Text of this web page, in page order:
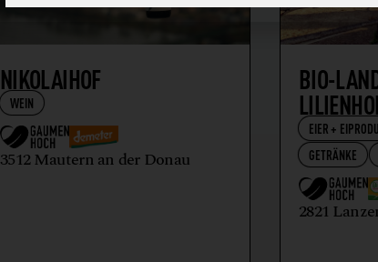
NIKOLAIHOF
WEIN
3512 Mautern an der Donau
BIO-
EIER +
GETRÄNKE
2821